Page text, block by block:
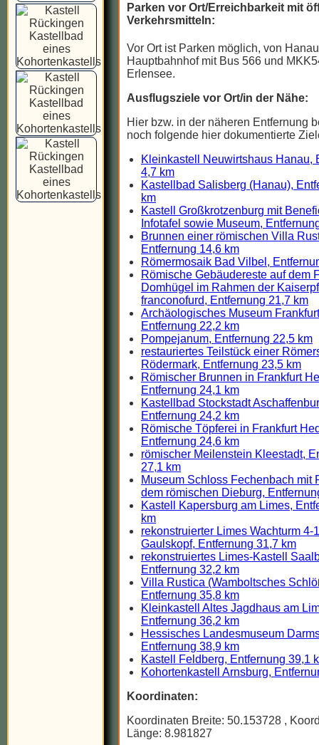
Parken vor Ort/Erreichbarkeit mit
Verkehrsmitteln:
Vor Ort ist Parken möglich, von Hanau
Hauptbahnhof mit Bus 566 und
Erlensee.
Ausflugsziele vor Ort/in der Nähe:
Hier bzw. in der näheren Entfernung
noch folgende hier dokumentierte
Kleinkastell Neuwirtshaus Hanau,
4,7 km
Kastellbad Salisberg (Hanau),
km
Kastell Großkrotzenburg mit
Infotafel sowie Museum,
Brunnen einer römischen Villa
Entfernung 14,6 km
Römermosaik Bad Vilbel,
Römische Gebäudereste auf dem
Domhügel im Rahmen der
franconofurd, Entfernung 21,7 km
Archäologisches Museum
Entfernung 22,2 km
Pompejanum, Entfernung 22,5 km
restauriertes Teilstück einer
Rödermark, Entfernung 23,5 km
Römischer Brunnen in Frankfurt
Entfernung 24,1 km
Kastellbad Stockstadt
Entfernung 24,2 km
Römische Töpferei in Frankfurt
Entfernung 24,6 km
römischer Meilenstein Kleestadt,
27,1 km
Museum Schloss Fechenbach mit
dem römischen Dieburg,
Kastell Kapersburg am Limes,
km
rekonstruierter Limes Wachturm 4-
Gaulskopf, Entfernung 31,7 km
rekonstruiertes Limes-Kastell
Entfernung 32,2 km
Villa Rustica (Wamboltsches
Entfernung 35,8 km
Kleinkastell Altes Jagdhaus am
Entfernung 36,2 km
Hessisches Landesmuseum
Entfernung 38,9 km
Kastell Feldberg, Entfernung 39,1
Kohortenkastell Arnsburg,
Koordinaten:
Koordinaten Breite: 50.153728 ,
Länge: 8.981827